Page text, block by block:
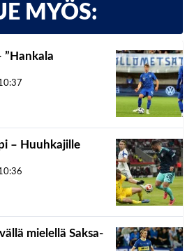
MYÖS:
”Hankala
– Huuhkajille
mielellä Saksa-